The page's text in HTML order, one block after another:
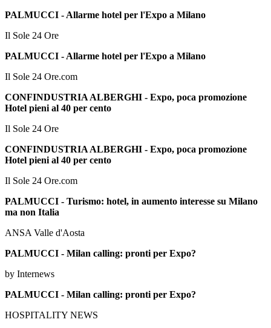
PALMUCCI - Allarme hotel per l'Expo a Milano
Il Sole 24 Ore
PALMUCCI - Allarme hotel per l'Expo a Milano
Il Sole 24 Ore.com
CONFINDUSTRIA ALBERGHI - Expo, poca promozione
Hotel pieni al 40 per cento
Il Sole 24 Ore
CONFINDUSTRIA ALBERGHI - Expo, poca promozione
Hotel pieni al 40 per cento
Il Sole 24 Ore.com
PALMUCCI - Turismo: hotel, in aumento interesse su Milano
ma non Italia
ANSA Valle d'Aosta
PALMUCCI - Milan calling: pronti per Expo?
by Internews
PALMUCCI - Milan calling: pronti per Expo?
HOSPITALITY NEWS